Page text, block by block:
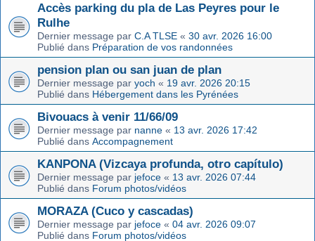
Accès parking du pla de Las Peyres pour le
Rulhe
Dernier message par C.A TLSE « 30 avr. 2026 16:00
Publié dans Préparation de vos randonnées
pension plan ou san juan de plan
Dernier message par yoch « 19 avr. 2026 20:15
Publié dans Hébergement dans les Pyrénées
Bivouacs à venir 11/66/09
Dernier message par nanne « 13 avr. 2026 17:42
Publié dans Accompagnement
KANPONA (Vizcaya profunda, otro capítulo)
Dernier message par jefoce « 13 avr. 2026 07:44
Publié dans Forum photos/vidéos
MORAZA (Cuco y cascadas)
Dernier message par jefoce « 04 avr. 2026 09:07
Publié dans Forum photos/vidéos